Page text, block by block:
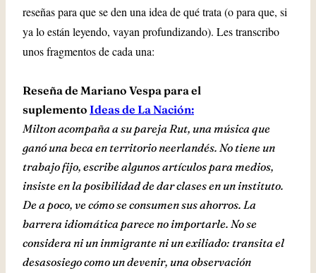
reseñas para que se den una idea de qué trata (o para que, si
ya lo están leyendo, vayan profundizando). Les transcribo
unos fragmentos de cada una:
Reseña de Mariano Vespa para el
suplemento Ideas de La Nación:
Milton acompaña a su pareja Rut, una música que
ganó una beca en territorio neerlandés. No tiene un
trabajo fijo, escribe algunos artículos para medios,
insiste en la posibilidad de dar clases en un instituto.
De a poco, ve cómo se consumen sus ahorros. La
barrera idiomática parece no importarle. No se
considera ni un inmigrante ni un exiliado: transita el
desasosiego como un devenir, una observación